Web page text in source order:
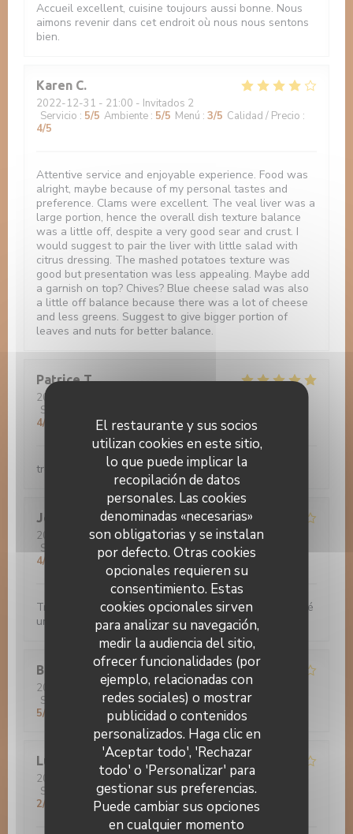
El restaurante y sus socios
utilizan cookies en este sitio,
lo que puede implicar la
recopilación de datos
personales. Las cookies
denominadas «necesarias»
son obligatorias y se instalan
por defecto. Otras cookies
opcionales requieren su
consentimiento. Estas
cookies opcionales sirven
para analizar su navegación,
medir la audiencia del sitio,
ofrecer funcionalidades (por
ejemplo, relacionadas con
redes sociales) o mostrar
publicidad o contenidos
personalizados. Haga clic en
'Aceptar todo', 'Rechazar
todo' o 'Personalizar' para
gestionar sus preferencias.
Puede cambiar sus opciones
en cualquier momento
Accueil excellent, cuisine toujours aussi bonne. Nous
aimons revenir dans cet endroit où nous nous sentons
bien.
Karen C
2022-12-31 - 21:00 - Invitados 2
Servicio : 5/5 Ambiente : 5/5 Menú : 3/5 Calidad / Precio :
4/5
Attentive service and enjoyable experience. Food was
alright, maybe because of my personal tastes and
preference. Clams were excellent. The veal liver was a
large portion, hence the overall dish texture balance
was a little off, despite a very good sear and crust. I
would suggest to pair the liver with little salad with
citrus dressing. The mashed potatoes texture was
good but presentation was less appealing. Maybe add
a garnish on top? Chives? Blue cheese salad was also
a little off balance because there was a lot of cheese
and less greens. Suggest to give bigger portion of
leaves and nuts for better balance.
Patrice T
2022-12-06
Servicio
4/5
très bien 0 default
Jocelyne
F
2022-11-30- 20:00 - Invitados 3
Servicio
/5 Ambiente:4/5 Menú: 4/5 Calidad / Precio
4/5
Très bon accueil. Bonnes nourriture. Nous avons passé
un bon moment
Bruno
2022-11-29
- 20:00 - Invitados 3
Servicio
Ambiente:3/5 Menú :5/5 Calidad / Precio
5/5
Luis
2022-11-28
- 21:45 - Invitados 1
Servicio
/5 Ambiente: 1/5 Menú:1/5 Calidad / Precio
2/5
Le 14 Juillet